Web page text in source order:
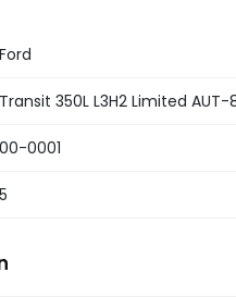
Ford
Transit 350L L3H2 Limited AUT-8
00-0001
5